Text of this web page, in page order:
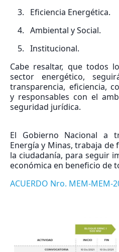
Eficiencia Energética.
Ambiental y Social.
Institucional.
Cabe resaltar, que todos
sector energético,
transparencia, eficiencia,
y responsables con el
seguridad jurídica.
El Gobierno Nacional a
Energía y Minas, trabaja
la ciudadanía, para seguir
económica en beneficio de
ACUERDO Nro. MEM-MEM-